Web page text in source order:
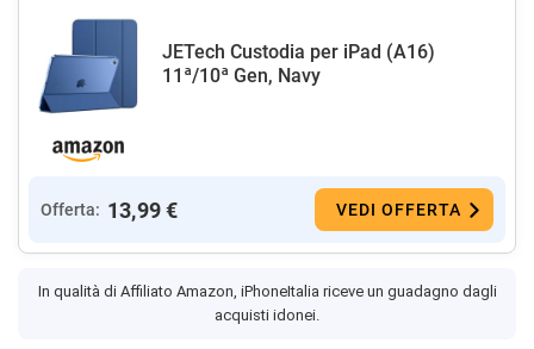
JETech Custodia per iPad (A16)
11ª/10ª Gen, Navy
Offerta: 13,99 € VEDI OFFERTA
In qualità di Affiliato Amazon, iPhoneItalia riceve un guadagno dagli
acquisti idonei.